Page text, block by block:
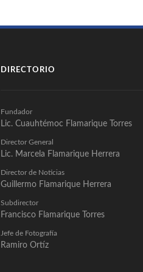
DIRECTORIO
Fundador
Lic. Cuauhtémoc Flamarique Torres
Director General
Lic. Marcela Flamarique Herrera
Director de Noticias
Guillermo Flamarique Herrera
Subdirector
Francisco Flamarique Torres
Jefe de Fotografía
Ramiro Ortíz